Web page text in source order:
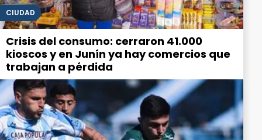
CIUDAD
Crisis del consumo: cerraron 41.000
kioscos y en Junín ya hay comercios que
trabajan a pérdida